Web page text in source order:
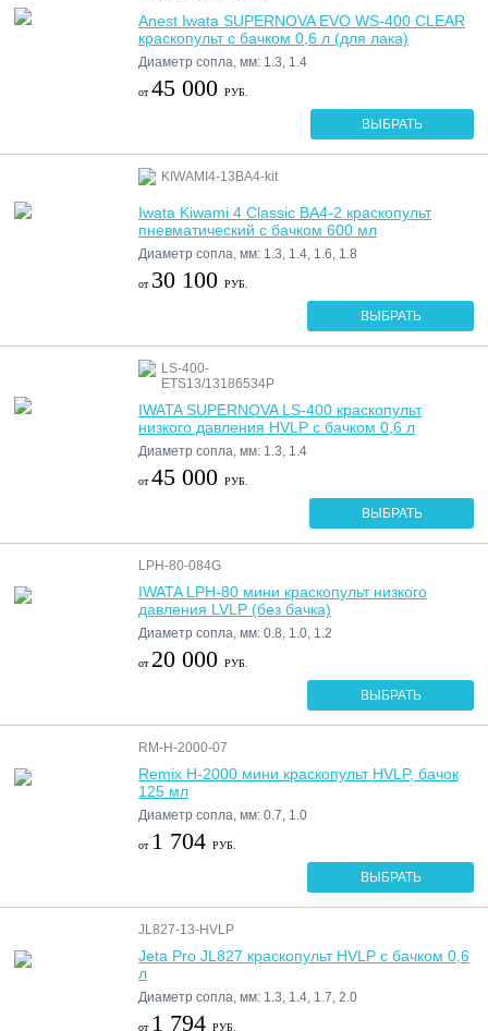
Anest Iwata SUPERNOVA EVO WS-400 CLEAR
краскопульт с бачком 0,6 л (для лака)
Диаметр сопла, мм: 1.3, 1.4
от45 000 РУБ.
ВЫБРАТЬ
KIWAMI4-13BA4-kit
Iwata Kiwami 4 Classic BA4-2 краскопульт
пневматический с бачком 600 мл
Диаметр сопла, мм: 1.3, 1.4, 1.6, 1.8
от 30 100 РУБ.
ВЫБРАТЬ
LS-400-
ETS13/13186534P
IWATA SUPERNOVA LS-400 краскопульт
низкого давления HVLP с бачком 0,6 л
Диаметр сопла, мм: 1.3, 1.4
от45 000 РУБ.
ВЫБРАТЬ
LPH-80-084G
IWATA LPH-80 мини краскопульт низкого
давления LVLP (без бачка)
Диаметр сопла, мм: 0.8, 1.0, 1.2
от 20 000 РУБ.
ВЫБРАТЬ
RM-H-2000-07
Remix H-2000 мини краскопульт HVLP, бачок
125 мл
Диаметр сопла, мм: 0.7, 1.0
от 1 704 РУБ.
ВЫБРАТЬ
JL827-13-HVLP
Jeta Pro JL827 краскопульт HVLP с бачком 0,6
л
Диаметр сопла, мм: 1.3, 1.4, 1.7, 2.0
от 1 794 РУБ.